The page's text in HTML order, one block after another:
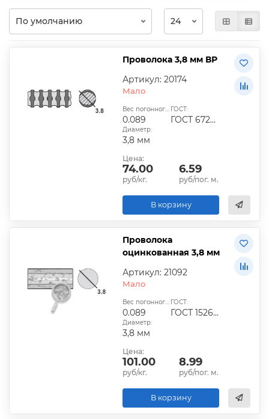
Проволока 3,8 мм ВР
Артикул: 20174
Мало
Вес погонного метра, кг:
0.089
ГОСТ:
ГОСТ 6727-80
Диаметр:
3,8 мм
Цена:
74.00
руб/кг.
6.59
руб/пог. м.
В корзину
Проволока
оцинкованная 3,8 мм
Артикул: 21092
Мало
Вес погонного метра, кг:
0.089
ГОСТ:
ГОСТ 1526-81
Диаметр:
3,8 мм
Цена:
101.00
руб/кг.
8.99
руб/пог. м.
В корзину